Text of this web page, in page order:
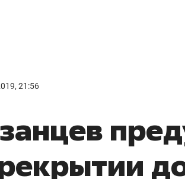
21:56
правил, бизнес может
потерять минимум